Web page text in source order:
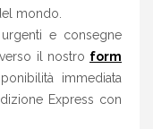
mondo.
e consegne
il nostro form
immediata
Express con